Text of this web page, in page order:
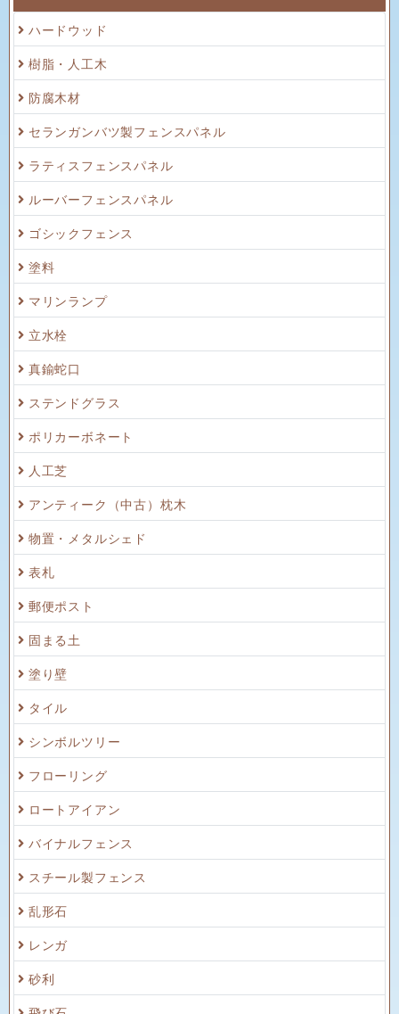
ハードウッド
樹脂・人工木
防腐木材
セランガンバツ製フェンスパネル
ラティスフェンスパネル
ルーバーフェンスパネル
ゴシックフェンス
塗料
マリンランプ
立水栓
真鍮蛇口
ステンドグラス
ポリカーボネート
人工芝
アンティーク（中古）枕木
物置・メタルシェド
表札
郵便ポスト
固まる土
塗り壁
タイル
シンボルツリー
フローリング
ロートアイアン
バイナルフェンス
スチール製フェンス
乱形石
レンガ
砂利